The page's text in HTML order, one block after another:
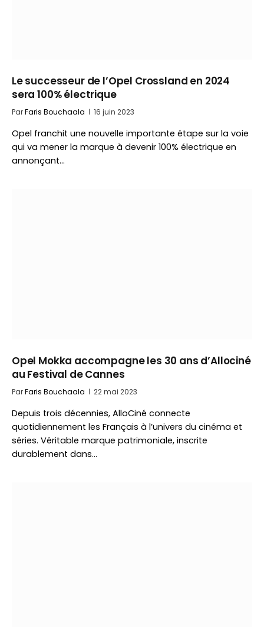
Le successeur de l’Opel Crossland en 2024
sera 100% électrique
ParFaris Bouchaala 16 juin 2023
Opel franchit une nouvelle importante étape sur la voie
qui va mener la marque à devenir 100% électrique en
annonçant…
Opel Mokka accompagne les 30 ans d’Allociné
au Festival de Cannes
ParFaris Bouchaala 22 mai 2023
Depuis trois décennies, AlloCiné connecte
quotidiennement les Français à l’univers du cinéma et
séries. Véritable marque patrimoniale, inscrite
durablement dans…